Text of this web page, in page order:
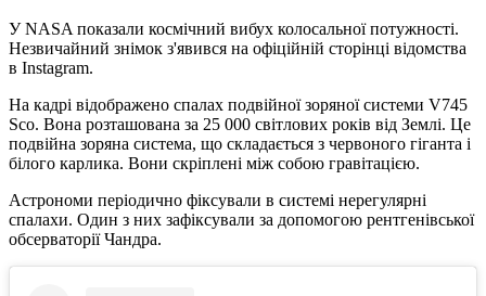
У NASA показали космічний вибух колосальної потужності.
Незвичайний знімок з'явився на офіційній сторінці відомства
в Instagram.
На кадрі відображено спалах подвійної зоряної системи V745
Sco. Вона розташована за 25 000 світлових років від Землі. Це
подвійна зоряна система, що складається з червоного гіганта і
білого карлика. Вони скріплені між собою гравітацією.
Астрономи періодично фіксували в системі нерегулярні
спалахи. Один з них зафіксували за допомогою рентгенівської
обсерваторії Чандра.